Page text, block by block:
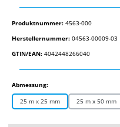
Produktnummer: 4563-000
Herstellernummer: 04563-00009-03
GTIN/EAN: 4042448266040
Abmessung:auswählen
25 m x 25 mm 25 m x 50 mm